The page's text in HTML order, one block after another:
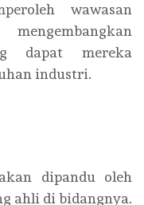
wawasan
dapat mereka
industri.
dipandu oleh
ahli di bidangnya.